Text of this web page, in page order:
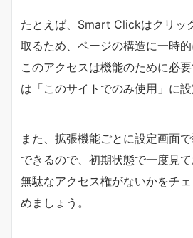
たとえば、Smart Clickはクリッ
取るため、ページの構造に一時的
このアクセスは機能のために必
は「このサイトでのみ使用」に設
また、拡張機能ごとに設定画面
できるので、初期状態で一度見て
無駄なアクセス権がないかをチ
めましょう。